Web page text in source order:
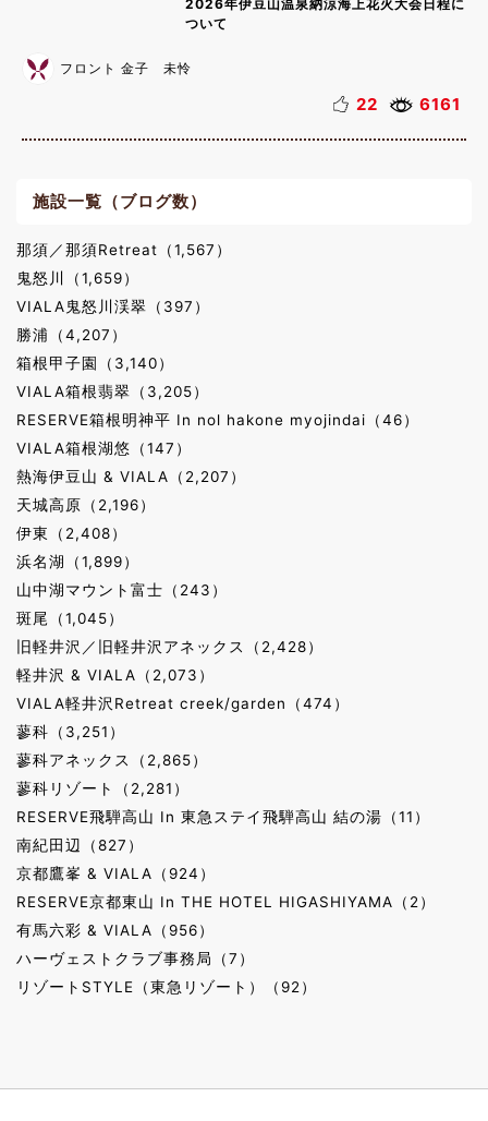
2026年伊豆山温泉納涼海上花火大会日程に
ついて
フロント 金子 未怜
22 6161
施設一覧（ブログ数）
那須／那須Retreat（1,567）
鬼怒川（1,659）
VIALA鬼怒川渓翠（397）
勝浦（4,207）
箱根甲子園（3,140）
VIALA箱根翡翠（3,205）
RESERVE箱根明神平 In nol hakone myojindai（46）
VIALA箱根湖悠（147）
熱海伊豆山 & VIALA（2,207）
天城高原（2,196）
伊東（2,408）
浜名湖（1,899）
山中湖マウント富士（243）
斑尾（1,045）
旧軽井沢／旧軽井沢アネックス（2,428）
軽井沢 & VIALA（2,073）
VIALA軽井沢Retreat creek/garden（474）
蓼科（3,251）
蓼科アネックス（2,865）
蓼科リゾート（2,281）
RESERVE飛騨高山 In 東急ステイ飛騨高山 結の湯（11）
南紀田辺（827）
京都鷹峯 & VIALA（924）
RESERVE京都東山 In THE HOTEL HIGASHIYAMA（2）
有馬六彩 & VIALA（956）
ハーヴェストクラブ事務局（7）
リゾートSTYLE（東急リゾート）（92）